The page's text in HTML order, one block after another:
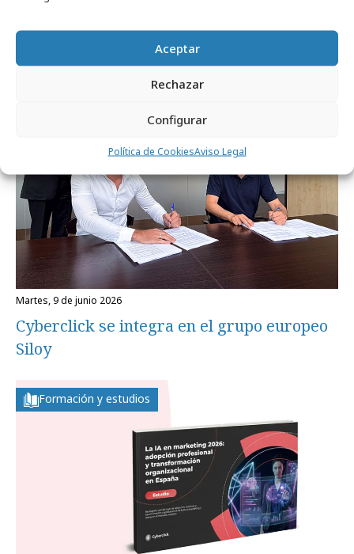
Aceptar
Rechazar
Configurar
Política de CookiesAviso Legal
martes, 9 de junio 2026
Cyberclick se integra en el grupo europeo
Siloy
Formación y estudios